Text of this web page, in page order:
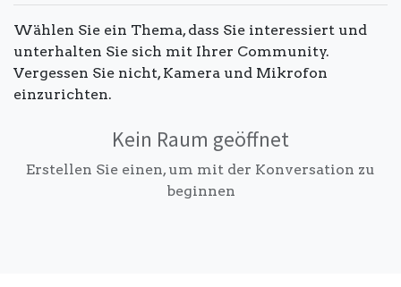
Wählen Sie ein Thema, dass Sie interessiert und
unterhalten Sie sich mit Ihrer Community.
Vergessen Sie nicht, Kamera und Mikrofon
einzurichten.
Kein Raum geöffnet
Erstellen Sie einen, um mit der Konversation zu
beginnen